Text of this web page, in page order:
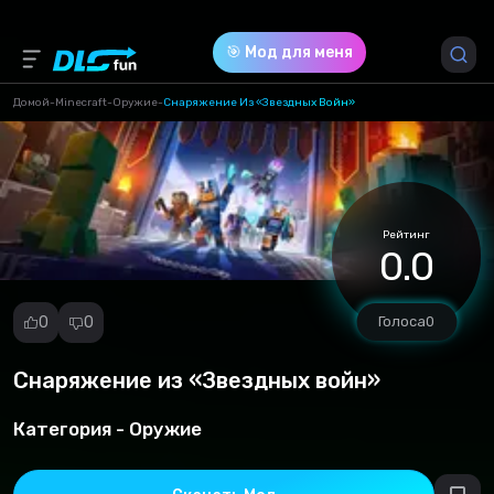
🎯 Мод для меня
Домой-Minecraft-Оружие-Снаряжение Из «Звездных Войн»
Рейтинг
0.0
Голоса0
0 0
Снаряжение из «Звездных войн»
Категория - Оружие
Репорт
Версия игры *
1.19
(8dd0b5ec86de8ccd5500915f480394c2.mcpack)
Download (2.64 Mb)